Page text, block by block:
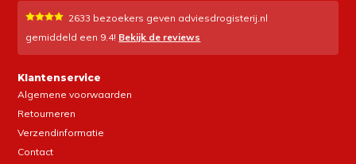
2633 bezoekers geven adviesdrogisterij.nl
gemiddeld een 9.4! Bekijk de reviews
Klantenservice
Algemene voorwaarden
Retourneren
Verzendinformatie
Contact